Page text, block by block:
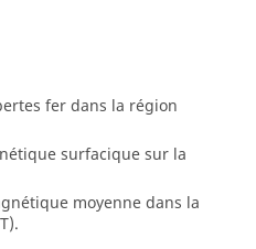
fer dans la région
surfacique sur la
moyenne dans la